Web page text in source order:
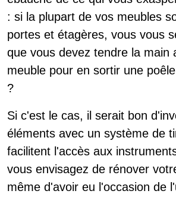
: si la plupart de vos meubles
portes et étagères, vous vous
que vous devez tendre la main
meuble pour en sortir une
?
Si c'est le cas, il serait bon
éléments avec un système de
facilitent l'accès aux
vous envisagez de rénover
même d'avoir eu l'occasion de